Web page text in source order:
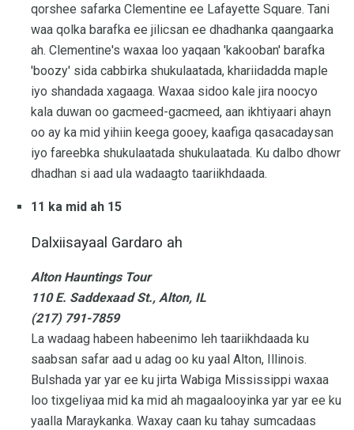
qorshee safarka Clementine ee Lafayette Square. Tani
waa qolka barafka ee jilicsan ee dhadhanka qaangaarka
ah. Clementine's waxaa loo yaqaan 'kakooban' barafka
'boozy' sida cabbirka shukulaatada, khariidadda maple
iyo shandada xagaaga. Waxaa sidoo kale jira noocyo
kala duwan oo gacmeed-gacmeed, aan ikhtiyaari ahayn
oo ay ka mid yihiin keega gooey, kaafiga qasacadaysan
iyo fareebka shukulaatada shukulaatada. Ku dalbo dhowr
dhadhan si aad ula wadaagto taariikhdaada.
11 ka mid ah 15
Dalxiisayaal Gardaro ah
Alton Hauntings Tour
110 E. Saddexaad St., Alton, IL
(217) 791-7859
La wadaag habeen habeenimo leh taariikhdaada ku
saabsan safar aad u adag oo ku yaal Alton, Illinois.
Bulshada yar yar ee ku jirta Wabiga Mississippi waxaa
loo tixgeliyaa mid ka mid ah magaalooyinka yar yar ee ku
yaalla Maraykanka. Waxay caan ku tahay sumcadaas